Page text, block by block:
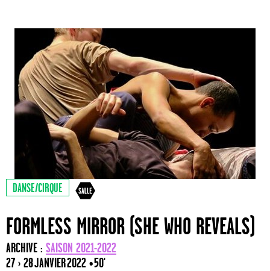
DANSE/CIRQUE
FORMLESS MIRROR (SHE WHO REVEALS)
ARCHIVE : SAISON 2021-2022
27 › 28 JANVIER 2022 • 50'